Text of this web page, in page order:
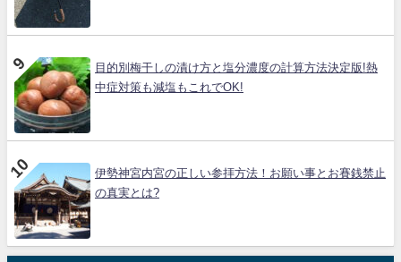
目的別梅干しの漬け方と塩分濃度の計算方法決定版!熱
中症対策も減塩もこれでOK!
伊勢神宮内宮の正しい参拝方法！お願い事とお賽銭禁止
の真実とは?